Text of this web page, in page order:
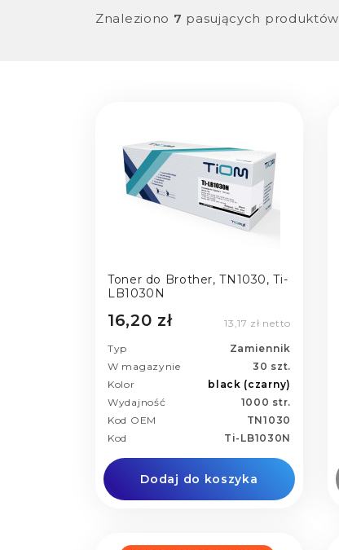
Znaleziono 7 pasujących produktów
Toner do Brother, TN1030, Ti-
LB1030N
16,20 zł 13,17 zł netto
Typ
Zamiennik
W magazynie
30 szt.
Kolor
black (czarny)
Wydajność
1000 str.
Kod OEM
TN1030
Kod
Ti-LB1030N
Dodaj do koszyka